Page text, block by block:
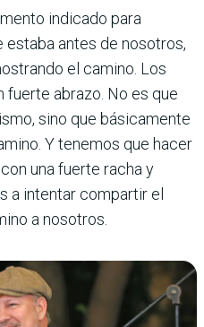
indicado para
estaba antes de nosotros,
el camino. Los
fuerte abrazo. No es que
sino que básicamente
Y tenemos que hacer
una fuerte racha y
a intentar compartir el
a nosotros.